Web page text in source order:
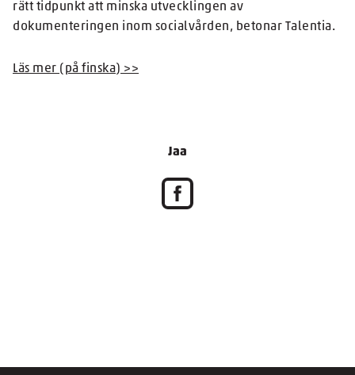
rätt tidpunkt att minska utvecklingen av
dokumenteringen inom socialvården, betonar Talentia.
Läs mer (på finska) >>
Jaa